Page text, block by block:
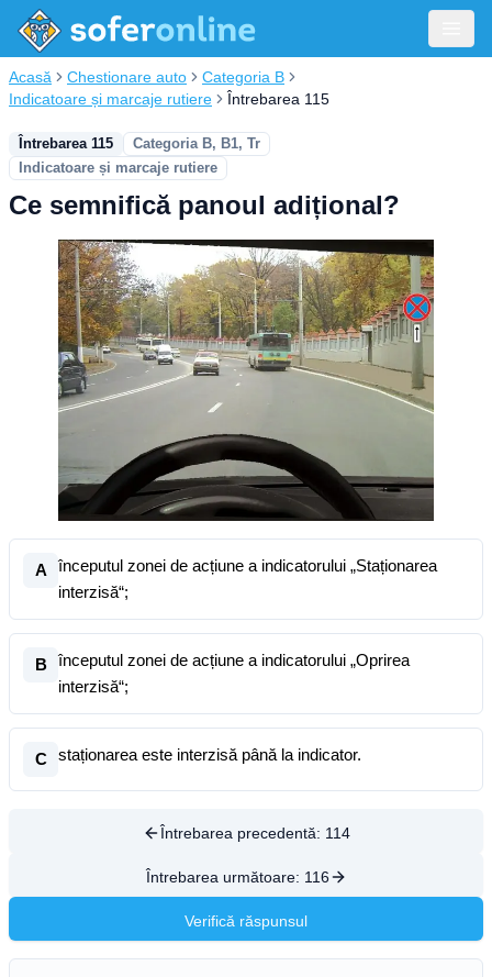
Acasă Chestionare auto
Categoria B
Indicatoare și marcaje rutiere
Întrebarea 115
Întrebarea 115
Categoria B, B1, Tr
Indicatoare și marcaje rutiere
Ce semnifică panoul adițional?
A
începutul zonei de acțiune a indicatorului „Staționarea
interzisă“;
B
începutul zonei de acțiune a indicatorului „Oprirea
interzisă“;
C staționarea este interzisă până la indicator.
Întrebarea precedentă: 114
Întrebarea următoare: 116
Verifică răspunsul